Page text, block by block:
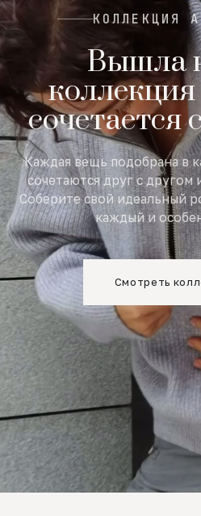
КОЛЛЕКЦИЯ
Вышла
сочетается
Каждая вещь подобрана в
сочетаются друг с другом
Соберите свой идеальный
каждый и
Смотреть